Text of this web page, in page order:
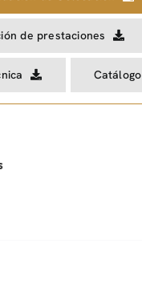
de prestaciones
Catálogo